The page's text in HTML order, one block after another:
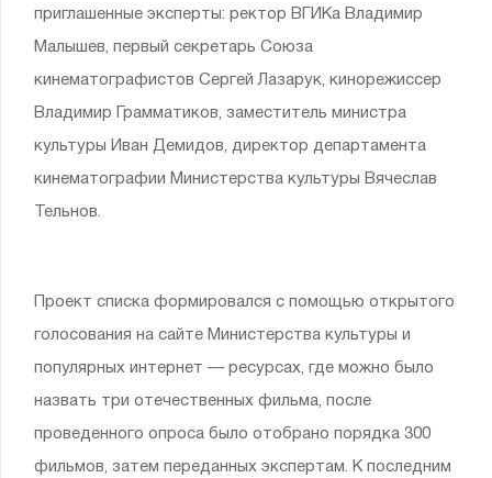
приглашенные эксперты: ректор ВГИКа Владимир
Малышев, первый секретарь Союза
кинематографистов Сергей Лазарук, кинорежиссер
Владимир Грамматиков, заместитель министра
культуры Иван Демидов, директор департамента
кинематографии Министерства культуры Вячеслав
Тельнов.
Проект списка формировался с помощью открытого
голосования на сайте Министерства культуры и
популярных интернет — ресурсах, где можно было
назвать три отечественных фильма, после
проведенного опроса было отобрано порядка 300
фильмов, затем переданных экспертам. К последним